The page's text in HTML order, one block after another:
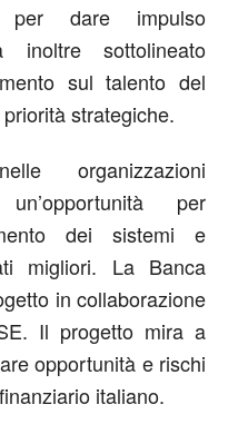
per dare impulso
inoltre sottolineato
sul talento del
strategiche.
organizzazioni
per
dei sistemi e
migliori. La Banca
in collaborazione
Il progetto mira a
opportunità e rischi
italiano.